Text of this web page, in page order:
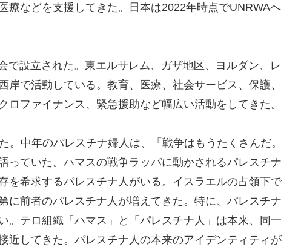
療などを支援してきた。日本は2022年時点でUNRWAへ
で設立された。東エルサレム、ガザ地区、ヨルダン、レ
岸で活動している。教育、医療、社会サービス、保護、
ロファイナンス、緊急援助など幅広い活動をしてきた。
。中年のパレスチナ婦人は、「戦争はもうたくさんだ。
っていた。ハマスの戦争ラッパに動かされるパレスチナ
を希求するパレスチナ人がいる。イスラエルの占領下で
に前者のパレスチナ人が増えてきた。特に、パレスチナ
。テロ組織「ハマス」と「パレスチナ人」は本来、同一
近してきた。パレスチナ人の本来のアイデンティティが